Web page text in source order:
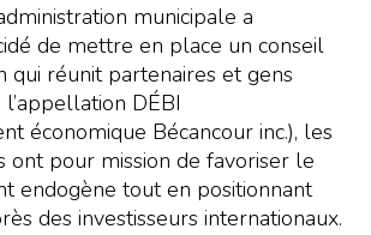
municipale a
de mettre en place un conseil
qui réunit partenaires et gens
l’appellation DÉBI
économique Bécancour inc.), les
ont pour mission de favoriser le
endogène tout en positionnant
des investisseurs internationaux.